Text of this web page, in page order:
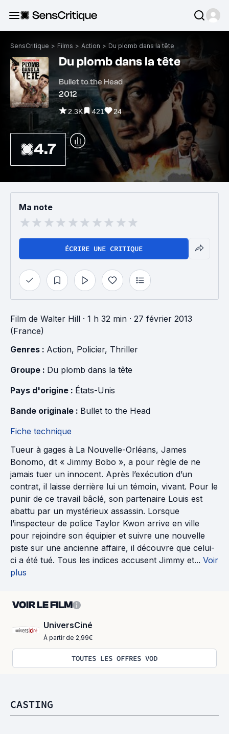
SensCritique > Films > Action > Du plomb dans la tête
Du plomb dans la tête
Bullet to the Head
2012
2.3K 421 24
4.7
Ma note
ÉCRIRE UNE CRITIQUE
Film de Walter Hill · 1 h 32 min · 27 février 2013
(France)
Genres : Action, Policier, Thriller
Groupe : Du plomb dans la tête
Pays d'origine : États-Unis
Bande originale : Bullet to the Head
Fiche technique
Tueur à gages à La Nouvelle-Orléans, James
Bonomo, dit « Jimmy Bobo », a pour règle de ne
jamais tuer un innocent. Après l’exécution d’un
contrat, il laisse derrière lui un témoin, vivant. Pour le
punir de ce travail bâclé, son partenaire Louis est
abattu par un mystérieux assassin. Lorsque
l’inspecteur de police Taylor Kwon arrive en ville
pour rejoindre son équipier et suivre une nouvelle
piste sur une ancienne affaire, il découvre que celui-
ci a été tué. Tous les indices accusent Jimmy et... Voir
plus
VOIR LE FILM
UniversCiné
À partir de 2,99€
TOUTES LES OFFRES VOD
CASTING